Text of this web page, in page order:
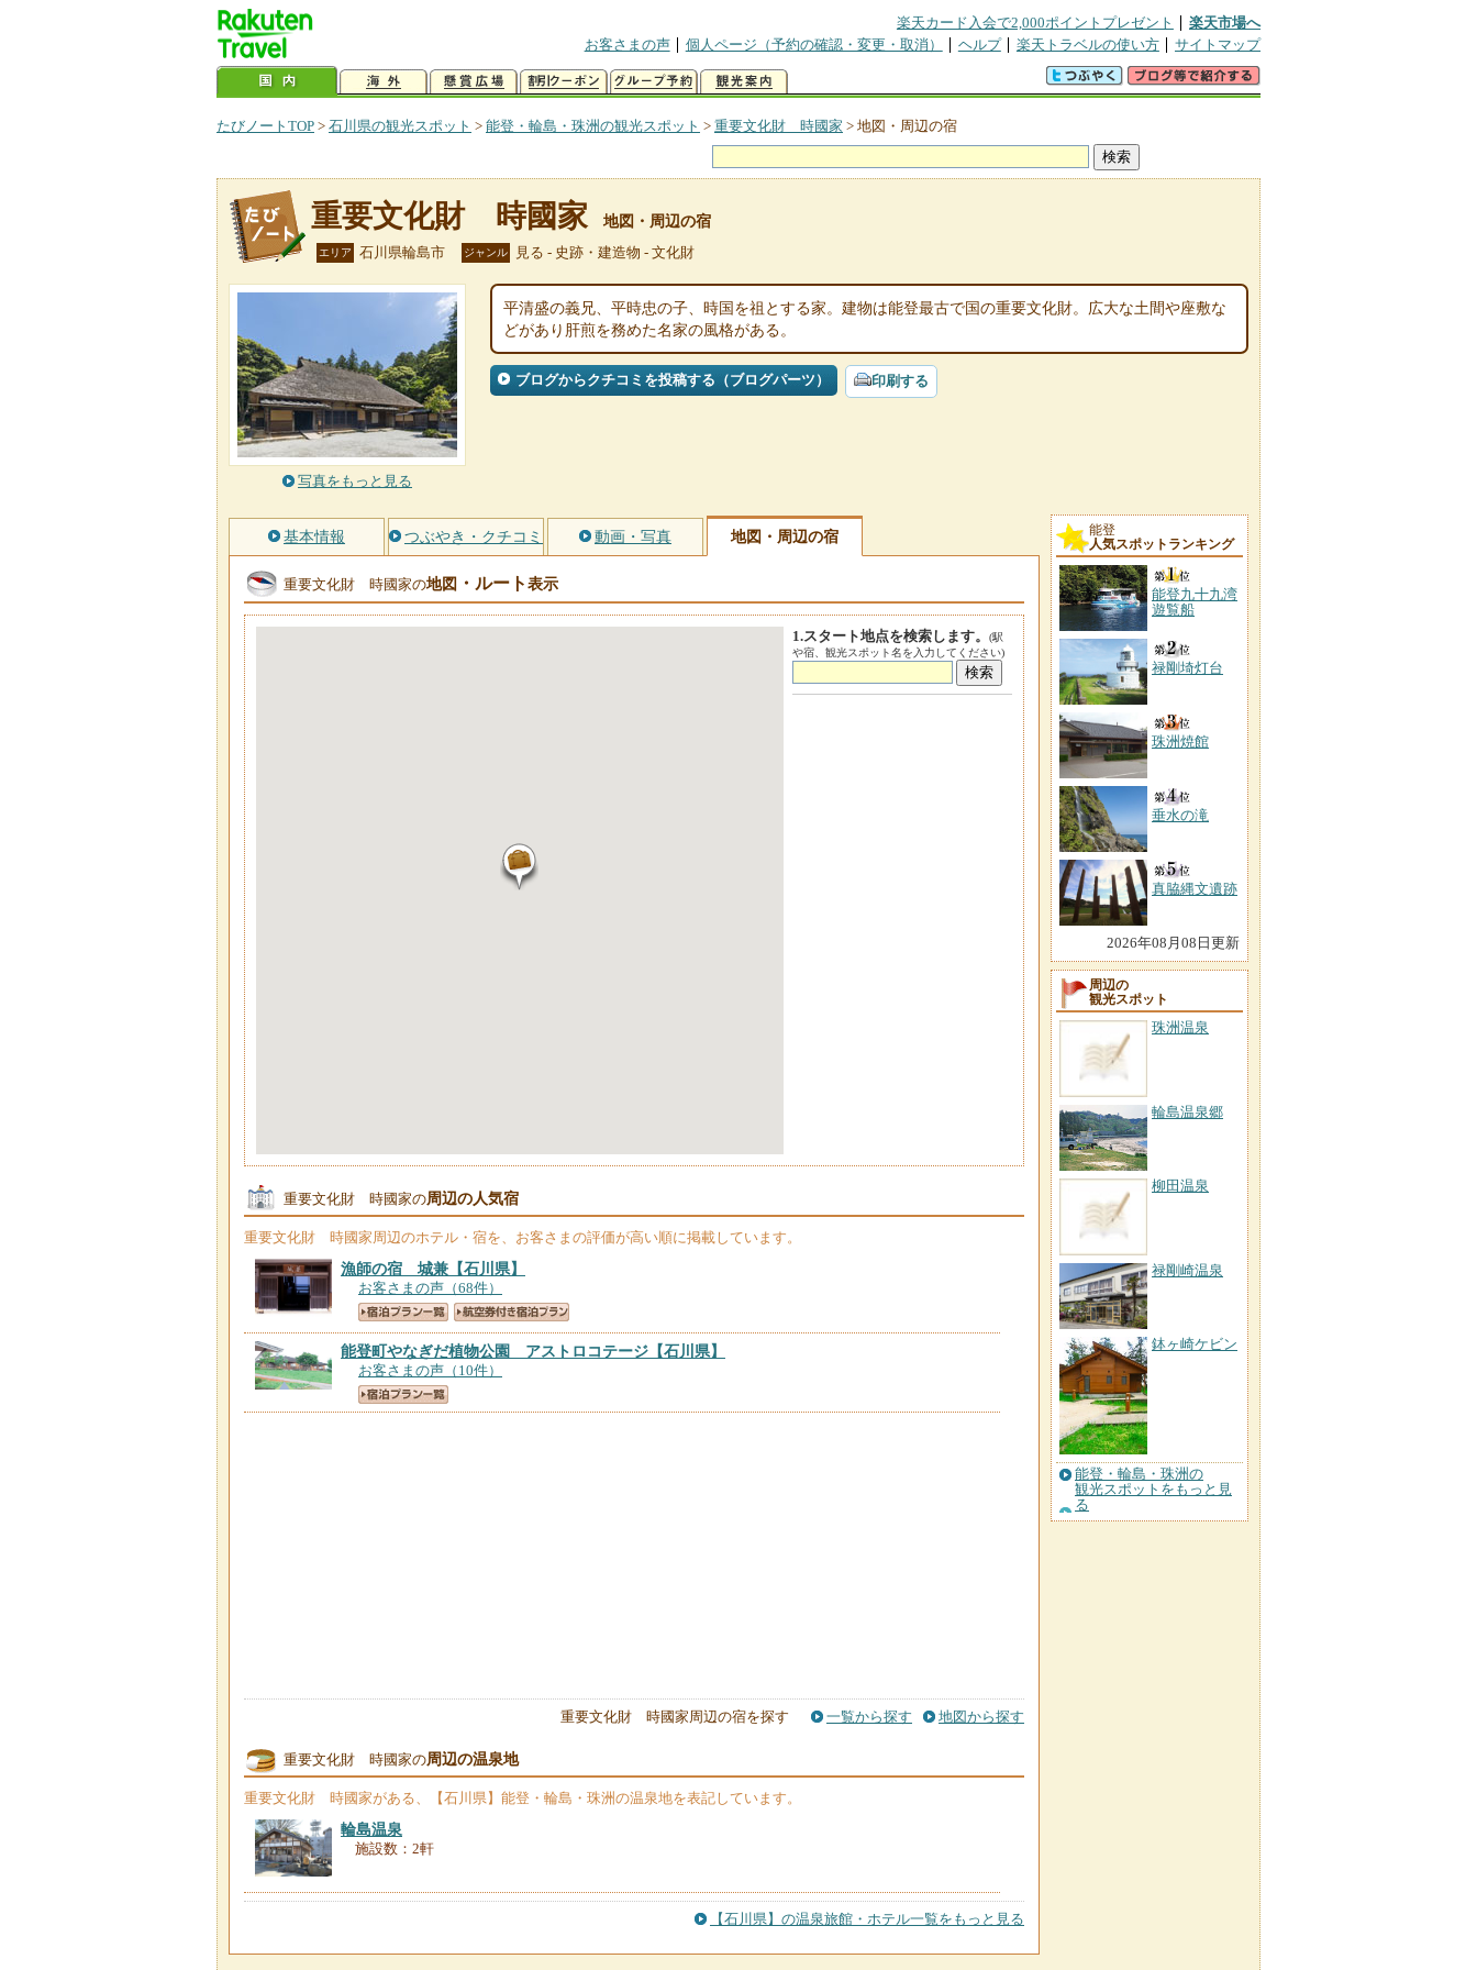
楽天カード入会で2,000ポイントプレゼント
楽天市場へ
お客さまの声
個人ページ（予約の確認・変更・取消） ヘルプ 楽天トラベルの使い方 サイトマップ
たびノートTOP > 石川県の観光スポット > 能登・輪島・珠洲の観光スポット > 重要文化財 時國家 > 地図・周辺の宿
重要文化財 時國家 地図・周辺の宿
エリア 石川県輪島市 ジャンル 見る - 史跡・建造物 - 文化財
写真をもっと見る
平清盛の義兄、平時忠の子、時国を祖とする家。建物は能登最古で国の重要文化財。広大な土間や座敷な
どがあり肝煎を務めた名家の風格がある。
ブログからクチコミを投稿する（ブログパーツ） 印刷する
基本情報 つぶやき・クチコミ 動画・写真 地図・周辺の宿
重要文化財 時國家の地図 ・ルート表示
1.スタート地点を検索します。
(駅
や宿、観光スポット名を入力してください)
重要文化財 時國家の周辺の人気宿
重要文化財 時國家周辺のホテル・宿を、お客さまの評価が高い順に掲載しています。
漁師の宿 城兼 【石川県】
お客さまの声（68件）
能登町やなぎだ植物公園 アストロコテージ 【石川県】
お客さまの声（10件）
重要文化財 時國家周辺の宿を探す 一覧から探す 地図から探す
重要文化財 時國家の周辺の温泉地
重要文化財 時國家がある、【石川県】能登・輪島・珠洲の温泉地を表記しています。
輪島温泉
施設数：2軒
【石川県】の温泉旅館・ホテル一覧をもっと見る
能登
人気スポットランキング
能登九十九湾
遊覧船
禄剛埼灯台
珠洲焼館
垂水の滝
真脇縄文遺跡
2026年08月08日更新
周辺の
観光スポット
珠洲温泉
輪島温泉郷
柳田温泉
禄剛崎温泉
鉢ヶ崎ケビン
能登・輪島・珠洲の
観光スポットをもっと見
る